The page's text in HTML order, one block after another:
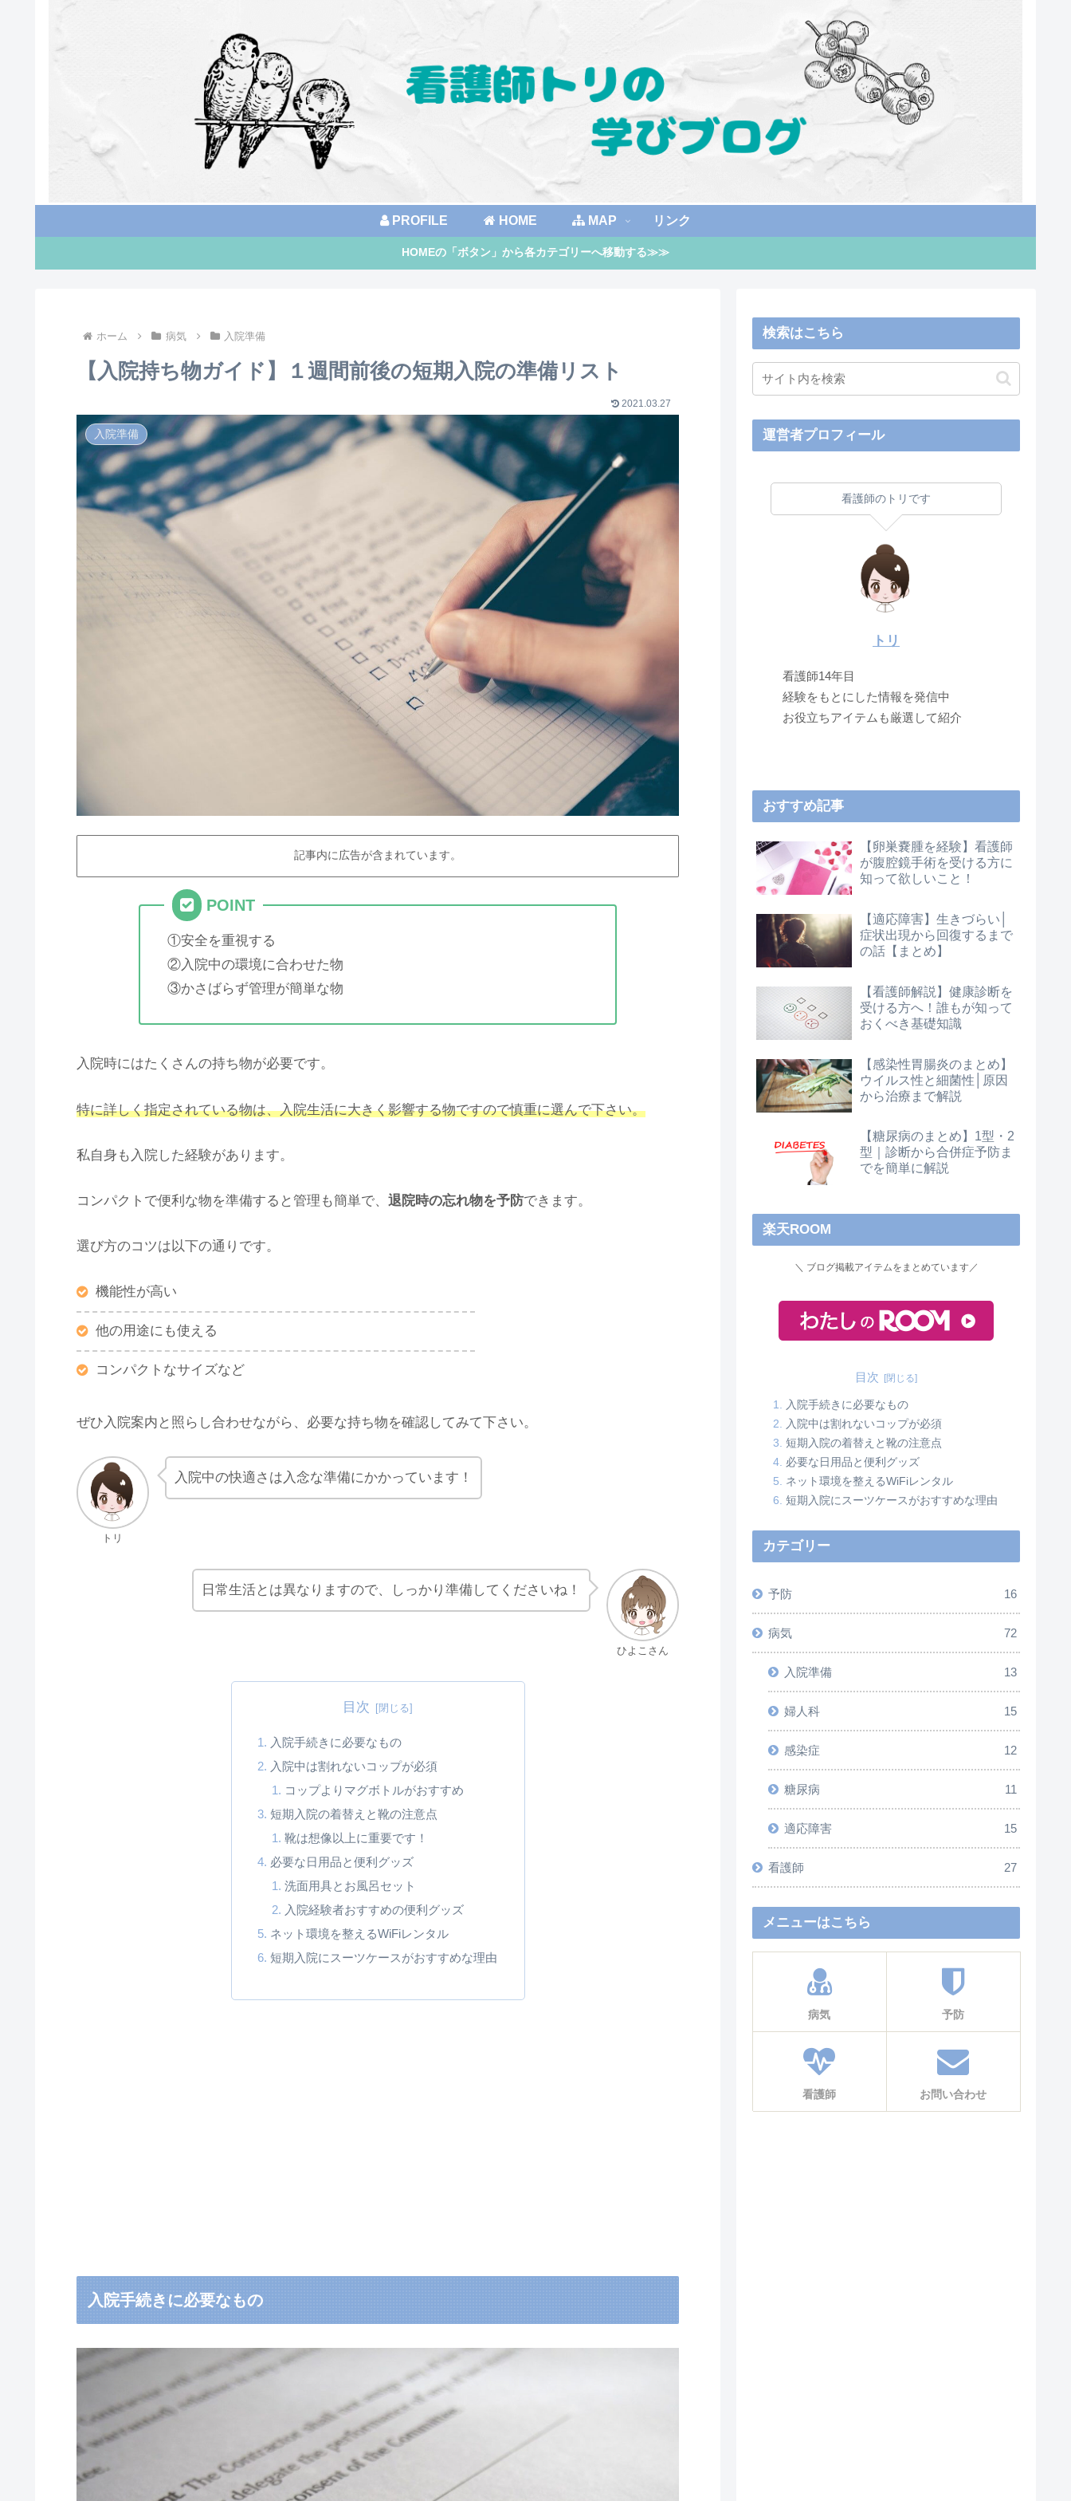
PROFILE HOME MAP リンク
HOMEの「ボタン」から各カテゴリーへ移動する≫≫
ホーム 病気 入院準備
【入院持ち物ガイド】１週間前後の短期入院の準備リスト
2021.03.27
入院準備
記事内に広告が含まれています。
POINT
①安全を重視する
②入院中の環境に合わせた物
③かさばらず管理が簡単な物
入院時にはたくさんの持ち物が必要です。
特に詳しく指定されている物は、入院生活に大きく影響する物ですので慎重に選んで下さい。
私自身も入院した経験があります。
コンパクトで便利な物を準備すると管理も簡単で、 退院時の忘れ物を予防できます。
選び方のコツは以下の通りです。
機能性が高い
他の用途にも使える
コンパクトなサイズなど
ぜひ入院案内と照らし合わせながら、必要な持ち物を確認してみて下さい。
トリ
入院中の快適さは入念な準備にかかっています！
ひよこさん
日常生活とは異なりますので、しっかり準備してくださいね！
目次
入院手続きに必要なもの
入院中は割れないコップが必須
コップよりマグボトルがおすすめ
短期入院の着替えと靴の注意点
靴は想像以上に重要です！
必要な日用品と便利グッズ
洗面用具とお風呂セット
入院経験者おすすめの便利グッズ
ネット環境を整えるWiFiレンタル
短期入院にスーツケースがおすすめな理由
入院手続きに必要なもの
検索はこちら
運営者プロフィール
看護師のトリです
トリ
看護師14年目
経験をもとにした情報を発信中
お役立ちアイテムも厳選して紹介
おすすめ記事
【卵巣嚢腫を経験】看護師
が腹腔鏡手術を受ける方に
知って欲しいこと！
【適応障害】生きづらい│
症状出現から回復するまで
の話【まとめ】
【看護師解説】健康診断を
受ける方へ！誰もが知って
おくべき基礎知識
【感染性胃腸炎のまとめ】
ウイルス性と細菌性│原因
から治療まで解説
【糖尿病のまとめ】1型・2
型｜診断から合併症予防ま
でを簡単に解説
楽天ROOM
＼ ブログ掲載アイテムをまとめています／
目次
入院手続きに必要なもの
入院中は割れないコップが必須
短期入院の着替えと靴の注意点
必要な日用品と便利グッズ
ネット環境を整えるWiFiレンタル
短期入院にスーツケースがおすすめな理由
カテゴリー
予防 16
病気 72
入院準備 13
婦人科 15
感染症 12
糖尿病 11
適応障害 15
看護師 27
メニューはこちら
病気 予防
看護師 お問い合わせ